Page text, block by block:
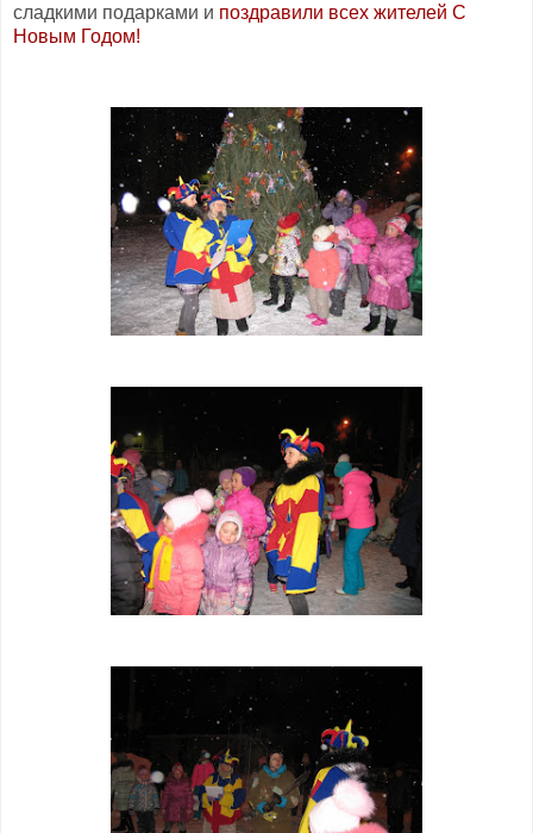
сладкими подарками и поздравили всех жителей С
Новым Годом!